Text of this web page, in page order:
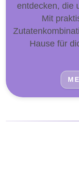
entdecken, die
Mit
Hause für